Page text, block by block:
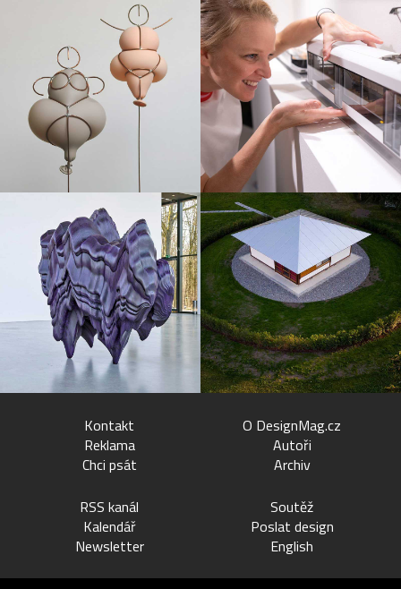
Kontakt
Reklama
Chci psát
O DesignMag.cz
Autoři
Archiv
RSS kanál
Kalendář
Newsletter
Soutěž
Poslat design
English